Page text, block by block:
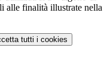
alle finalità illustrate nella
tutti i cookies